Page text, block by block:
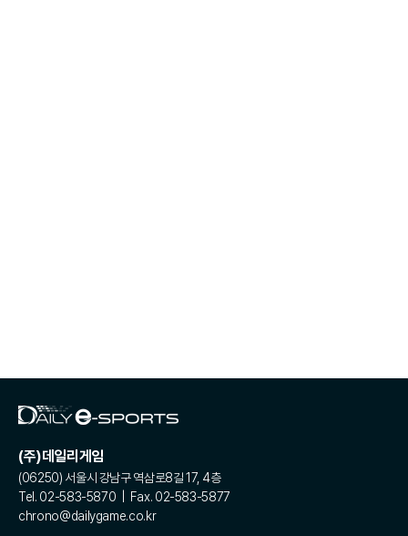
(주)데일리게임
(06250) 서울시 강남구 역삼로8길 17, 4층
Tel. 02-583-5870 | Fax. 02-583-5877
chrono@dailygame.co.kr